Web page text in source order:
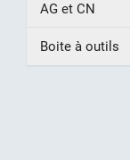
AG et CN
Boite à outils